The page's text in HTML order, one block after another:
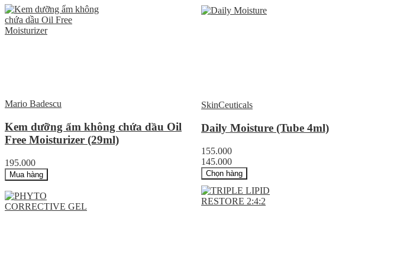
Mario Badescu
Kem dưỡng ẩm không chứa dầu Oil
Free Moisturizer (29ml)
195.000
Mua hàng
SkinCeuticals
Daily Moisture (Tube 4ml)
155.000
145.000
Chọn hàng